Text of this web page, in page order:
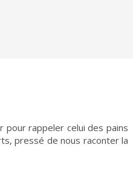
rappeler celui des pains
pressé de nous raconter la